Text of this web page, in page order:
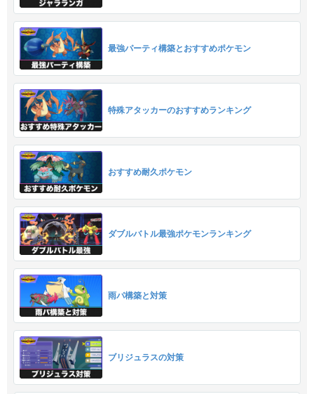
最強パーティ構築とおすすめポケモン
特殊アタッカーのおすすめランキング
おすすめ耐久ポケモン
ダブルバトル最強ポケモンランキング
雨パ構築と対策
ブリジュラスの対策